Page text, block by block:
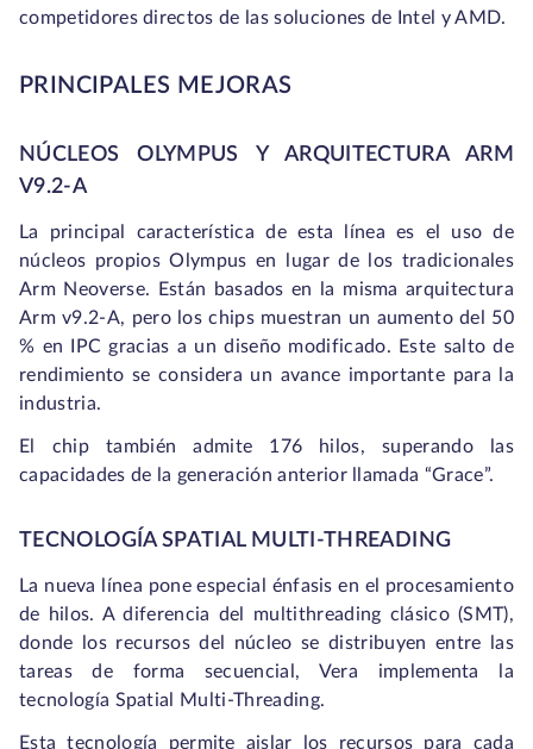
competidores directos de las soluciones de Intel y AMD.
PRINCIPALES MEJORAS
NÚCLEOS OLYMPUS Y ARQUITECTURA ARM
V9.2-A
La principal característica de esta línea es el uso de
núcleos propios Olympus en lugar de los tradicionales
Arm Neoverse. Están basados en la misma arquitectura
Arm v9.2-A, pero los chips muestran un aumento del 50
% en IPC gracias a un diseño modificado. Este salto de
rendimiento se considera un avance importante para la
industria.
El chip también admite 176 hilos, superando las
capacidades de la generación anterior llamada “Grace”.
TECNOLOGÍA SPATIAL MULTI-THREADING
La nueva línea pone especial énfasis en el procesamiento
de hilos. A diferencia del multithreading clásico (SMT),
donde los recursos del núcleo se distribuyen entre las
tareas de forma secuencial, Vera implementa la
tecnología Spatial Multi-Threading.
Esta tecnología permite aislar los recursos para cada